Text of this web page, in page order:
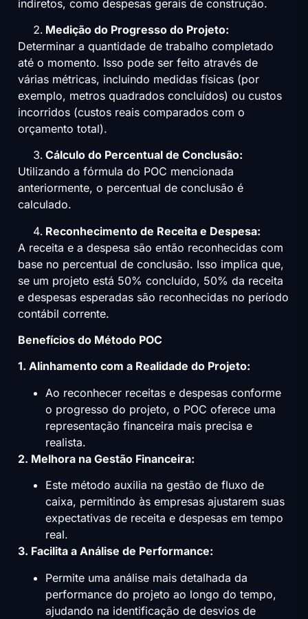
indiretos, como despesas gerais de construção.
Medição do Progresso do Projeto:
Determinar a quantidade de trabalho completado
até o momento. Isso pode ser feito através de
várias métricas, incluindo medidas físicas (por
exemplo, metros quadrados concluídos) ou custos
incorridos (custos reais comparados com o
orçamento total).
Cálculo do Percentual de Conclusão:
Utilizando a fórmula do POC mencionada
anteriormente, o percentual de conclusão é
calculado.
Reconhecimento de Receita e Despesa:
A receita e a despesa são então reconhecidas com
base no percentual de conclusão. Isso implica que,
se um projeto está 50% concluído, 50% da receita
e despesas esperadas são reconhecidas no período
contábil corrente.
Benefícios do Método POC
1. Alinhamento com a Realidade do Projeto:
Ao reconhecer receitas e despesas conforme
o progresso do projeto, o POC oferece uma
representação financeira mais precisa e
realista.
2. Melhora na Gestão Financeira:
Este método auxilia na gestão de fluxo de
caixa, permitindo às empresas ajustarem suas
expectativas de receita e despesas em tempo
real.
3. Facilita a Análise de Performance:
Permite uma análise mais detalhada da
performance do projeto ao longo do tempo,
ajudando na identificação de desvios de